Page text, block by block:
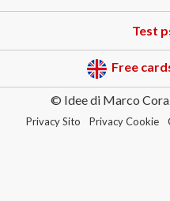
Test
Free
© Idee di Marco
Privacy Sito Privacy Cookie